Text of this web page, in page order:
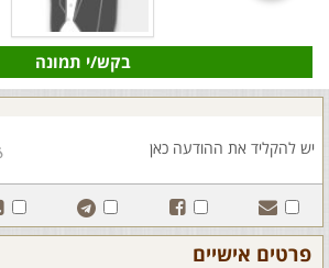
בקש/י תמונה
פרטים אישיים